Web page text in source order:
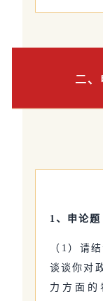
二、
1、申论题
（1）请
谈谈你对
力方面的